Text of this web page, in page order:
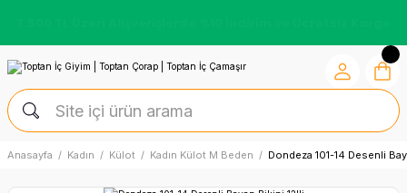
Anasayfa Kadın Külot Kadın Külot M Beden Dondeza 101-14 Desenli